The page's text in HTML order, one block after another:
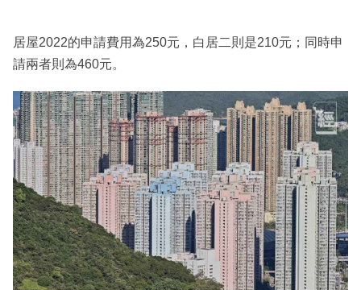
居屋2022的申請費用為250元，白居二則是210元；同時申
請兩者則為460元。